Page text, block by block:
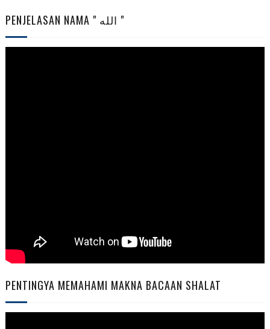
PENJELASAN NAMA " الله "
PENTINGYA MEMAHAMI MAKNA BACAAN SHALAT